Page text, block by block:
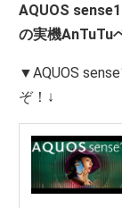
AQUOS
の実機AnTuTu
▼AQUOS
ぞ！↓